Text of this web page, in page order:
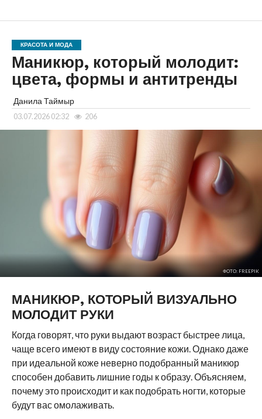
КРАСОТА И МОДА
Маникюр, который молодит:
цвета, формы и антитренды
Данила Таймыр
03.07.2026 02:32 206
ФОТО: FREEPIK
МАНИКЮР, КОТОРЫЙ ВИЗУАЛЬНО
МОЛОДИТ РУКИ
Когда говорят, что руки выдают возраст быстрее лица,
чаще всего имеют в виду состояние кожи. Однако даже
при идеальной коже неверно подобранный маникюр
способен добавить лишние годы к образу. Объясняем,
почему это происходит и как подобрать ногти, которые
будут вас омолаживать.